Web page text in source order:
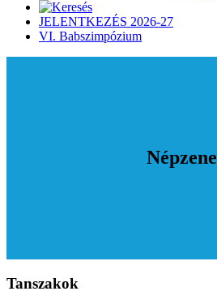
JELENTKEZÉS 2026-27
VI. Babszimpózium
Népzene
Tanszakok